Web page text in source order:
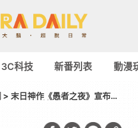
3C科技 新番列表 動漫
> 末日神作《愚者之夜》宣布改